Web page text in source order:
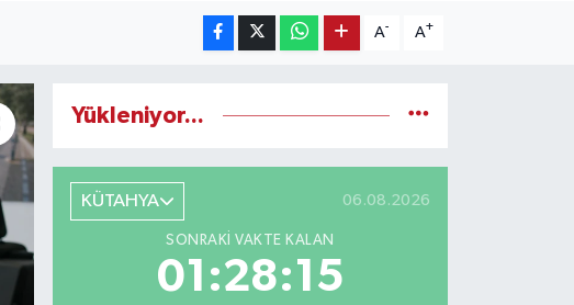
A- A+
Yükleniyor...
KÜTAHYA 06.08.2026
SONRAKI VAKTE KALAN
01:28:14